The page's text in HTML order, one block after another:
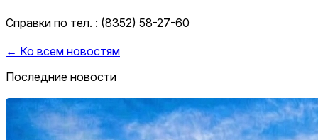
Справки по тел. : (8352) 58-27-60
← Ко всем новостям
Последние новости